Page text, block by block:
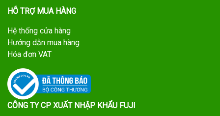
HỖ TRỢ MUA HÀNG
Hệ thống cửa hàng
Hướng dẫn mua hàng
Hóa đơn VAT
CÔNG TY CP XUẤT NHẬP KHẨU FUJI